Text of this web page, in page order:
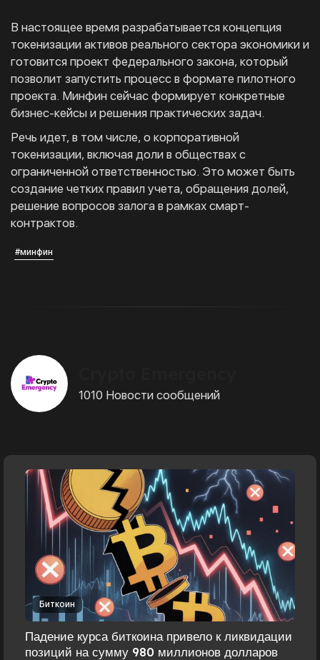
В настоящее время разрабатывается концепция
токенизации активов реального сектора экономики и
готовится проект федерального закона, который
позволит запустить процесс в формате пилотного
проекта. Минфин сейчас формирует конкретные
бизнес-кейсы и решения практических задач.
Речь идет, в том числе, о корпоративной
токенизации, включая доли в обществах с
ограниченной ответственностью. Это может быть
создание четких правил учета, обращения долей,
решение вопросов залога в рамках смарт-
контрактов.
#минфин
1010 Новости сообщений
Биткоин
Падение курса биткоина привело к ликвидации
позиций на сумму 980 миллионов долларов